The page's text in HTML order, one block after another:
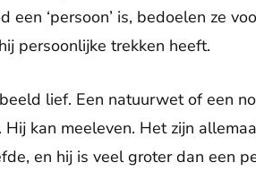
‘persoon’ is, bedoelen ze
persoonlijke trekken heeft.
lief. Een natuurwet of een
kan meeleven. Het zijn
en hij is veel groter dan een